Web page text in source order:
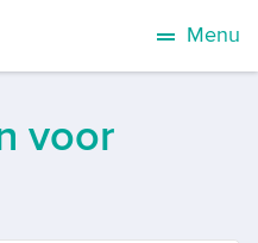
Menu
voor